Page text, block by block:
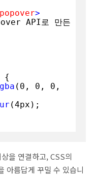
popover>
API로 만든
{
( 0 , 0 , 0
(4px );
을 연결하고, CSS의
아름답게 꾸밀 수 있습니